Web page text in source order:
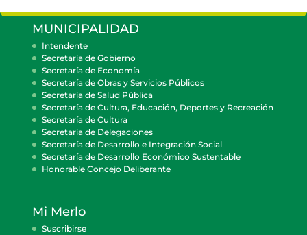
MUNICIPALIDAD
Intendente
Secretaría de Gobierno
Secretaría de Economía
Secretaría de Obras y Servicios Públicos
Secretaría de Salud Pública
Secretaría de Cultura, Educación, Deportes y Recreación
Secretaría de Cultura
Secretaría de Delegaciones
Secretaría de Desarrollo e Integración Social
Secretaría de Desarrollo Económico Sustentable
Honorable Concejo Deliberante
Mi Merlo
Suscribirse